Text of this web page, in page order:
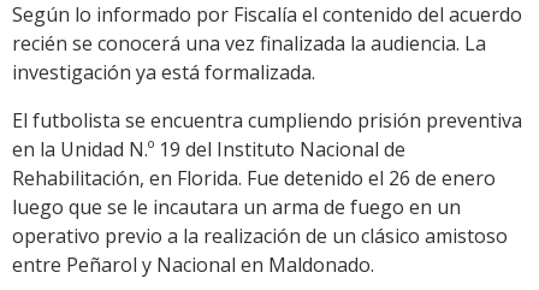
Según lo informado por Fiscalía el contenido del acuerdo
recién se conocerá una vez finalizada la audiencia. La
investigación ya está formalizada.
El futbolista se encuentra cumpliendo prisión preventiva
en la Unidad N.º 19 del Instituto Nacional de
Rehabilitación, en Florida. Fue detenido el 26 de enero
luego que se le incautara un arma de fuego en un
operativo previo a la realización de un clásico amistoso
entre Peñarol y Nacional en Maldonado.